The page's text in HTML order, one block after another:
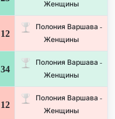
Женщины
12
Полония Варшава -
Женщины
34
Полония Варшава -
Женщины
12
Полония Варшава -
Женщины